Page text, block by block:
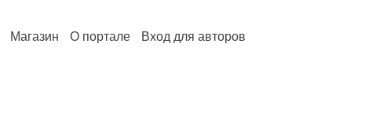
Магазин О портале Вход для авторов